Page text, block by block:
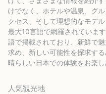
けでなく、ホテルや温泉、グ
クセス、そして理想的なモデ
最大10言語で網羅されていま
語で掲載されており、新鮮で
求め、新しい可能性を探求す
晴らしい日本での体験をお楽し
人気観光地